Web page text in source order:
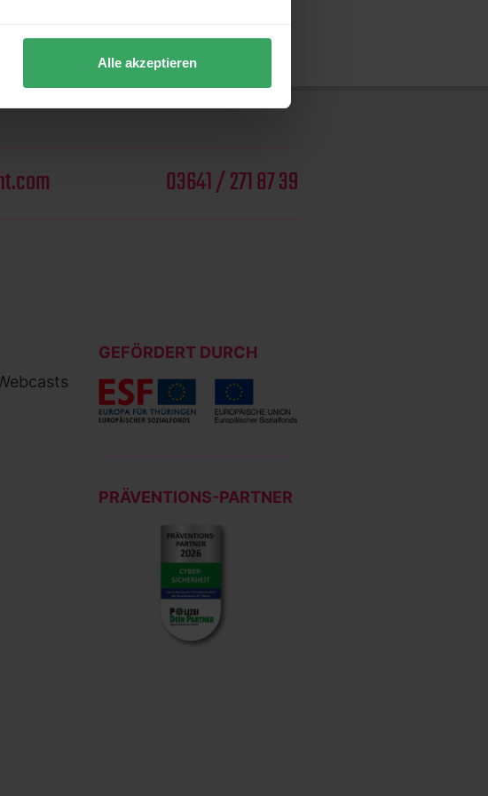
Alle akzeptieren
Weitere Informationen über die
03641 / 271 87 39
GEFÖRDERT DURCH
PRÄVENTIONS-PARTNER